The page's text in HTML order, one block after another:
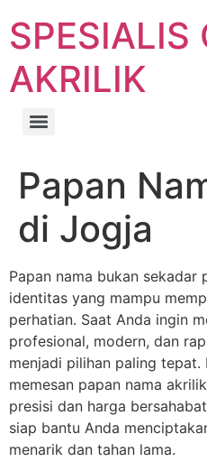
SPESIALIS
AKRILIK
Papan
di Jogja
Papan nama bukan sekadar
identitas yang mampu
perhatian. Saat Anda ingin
profesional, modern, dan
menjadi pilihan paling tepat.
memesan papan nama
presisi dan harga
siap bantu Anda
menarik dan tahan lama.